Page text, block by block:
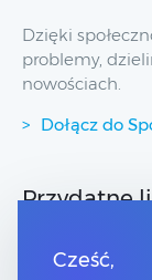
Dzięki
problemy,
nowościach.
Dołącz do
Przydatne
Strony dla
Strony dla
Cześć,